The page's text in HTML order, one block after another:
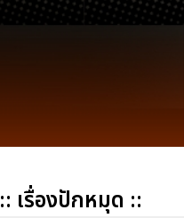
:: เรื่องปักหมุด ::